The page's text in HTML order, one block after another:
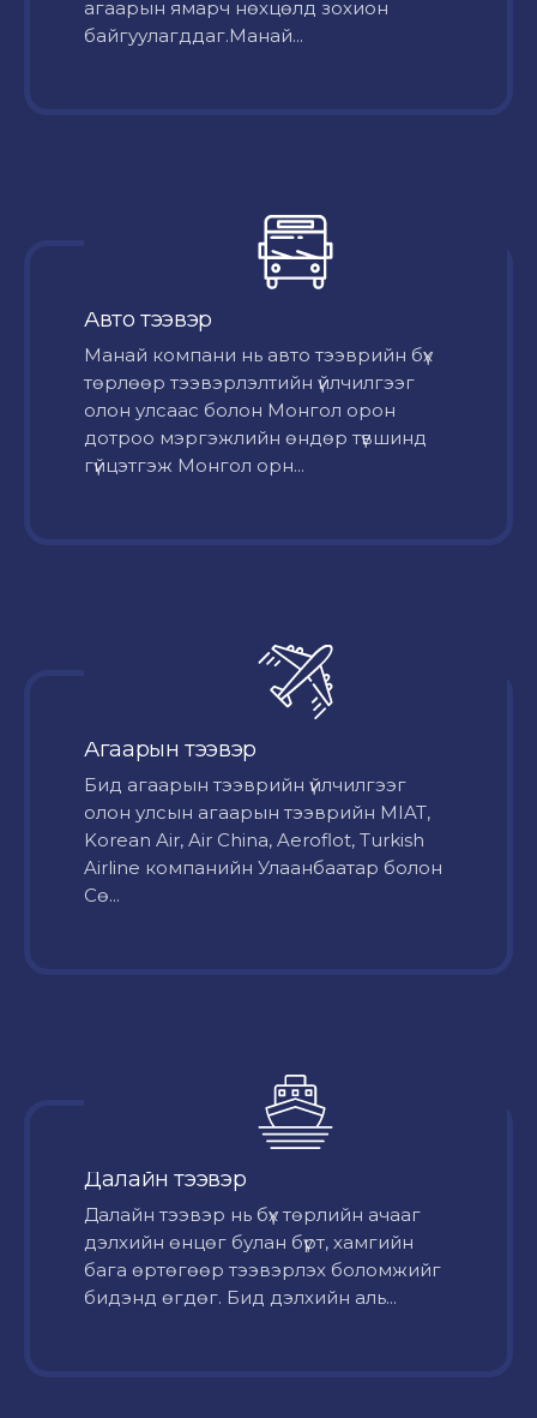
агаарын ямарч нөхцөлд зохион
байгуулагддаг.Манай...
Авто тээвэр
Mанай компани нь авто тээврийн бүх
төрлөөр тээвэрлэлтийн үйлчилгээг
олон улсаас болон Монгол орон
дотроо мэргэжлийн өндөр түвшинд
гүйцэтгэж Монгол орн...
Агаарын тээвэр
Бид агаарын тээврийн үйлчилгээг
олон улсын агаарын тээврийн MIAT,
Korean Air, Air China, Aeroflot, Turkish
Airline компанийн Улаанбаатар болон
Сө...
Далайн тээвэр
Далайн тээвэр нь бүх төрлийн ачааг
дэлхийн өнцөг булан бүрт, хамгийн
бага өртөгөөр тээвэрлэх боломжийг
бидэнд өгдөг. Бид дэлхийн аль...